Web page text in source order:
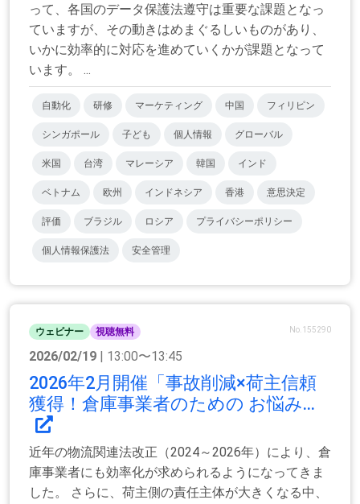
って、各国のデータ保護法遵守は重要な課題となっ
ていますが、その動きはめまぐるしいものがあり、
いかに効率的に対応を進めていくかが課題となって
います。 ...
自動化 研修 マーケティング 中国 フィリピン
シンガポール 子ども 個人情報 グローバル
米国 台湾 マレーシア 韓国 インド
ベトナム 欧州 インドネシア 香港 意思決定
評価 ブラジル ロシア プライバシーポリシー
個人情報保護法 安全管理
ウェビナー 視聴無料 No.155290
2026/02/19 | 13:00〜13:45
2026年2月開催「事故削減×荷主信頼
獲得！倉庫事業者のための お悩み...
近年の物流関連法改正（2024～2026年）により、倉
庫事業者にも効率化が求められるようになってきま
した。 さらに、荷主側の責任主体が大きくなる中、